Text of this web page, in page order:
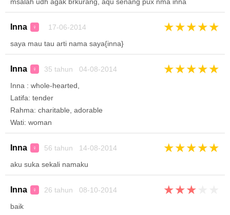
Inna ♀ 17-06-2014 ★★★★★
saya mau tau arti nama saya{inna}
Inna ♀ 35 tahun 04-08-2014 ★★★★★
Inna : whole-hearted,
Latifa: tender
Rahma: charitable, adorable
Wati: woman
Inna ♀ 56 tahun 14-08-2014 ★★★★★
aku suka sekali namaku
Inna ♀ 26 tahun 08-10-2014 ★★★
baik